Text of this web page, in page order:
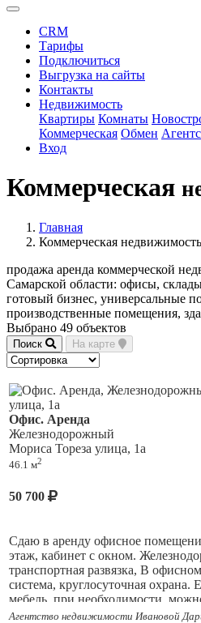
CRM
Тарифы
Подключиться
Выгрузка на сайты
Контакты
Недвижимость
Квартиры Комнаты
Коммерческая Обмен
Вход
Коммерческая
Главная
Коммерческая недвижимость
продажа аренда коммерческой
Самарской области: офисы,
готовый бизнес, универсальные
производственные помещения,
Выбрано 49 объектов
Поиск На карте
Офис. Аренда
Железнодорожный
Мориса Тореза улица, 1а
46.1 м2
50 700
Сдаю в аренду офисное
этаж, кабинет с окном.
транспортная развязка, В
система, круглосуточная охрана.
мебель, при необходимости,
за офис 50700+к/у. Звоните,
Агентство недвижимости Ивановой